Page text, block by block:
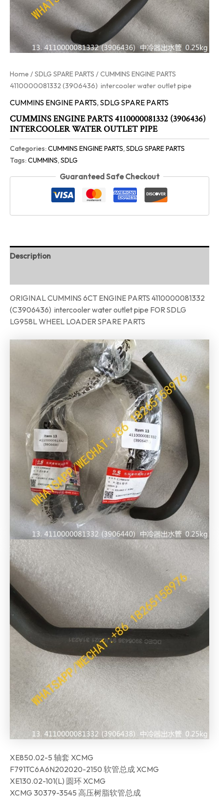
Home /SDLG SPARE PARTS / CUMMINS ENGINE PARTS
4110000081332 (3906436) intercooler water outlet pipe
CUMMINS ENGINE PARTS, SDLG SPARE PARTS
CUMMINS ENGINE PARTS 4110000081332 (3906436)
INTERCOOLER WATER OUTLET PIPE
Categories:CUMMINS ENGINE PARTS,SDLG SPARE PARTS
Tags:CUMMINS,SDLG
Guaranteed Safe Checkout
Description
ORIGINAL CUMMINS 6CT ENGINE PARTS 4110000081332
(C3906436) intercooler water outlet pipe FOR SDLG
LG958L WHEEL LOADER SPARE PARTS
XE850.02-5 轴套 XCMG
F791TC6A6N202020-2150 软管总成 XCMG
XE130.02-101(L) 圆环 XCMG
XCMG 30379-3545 高压树脂软管总成